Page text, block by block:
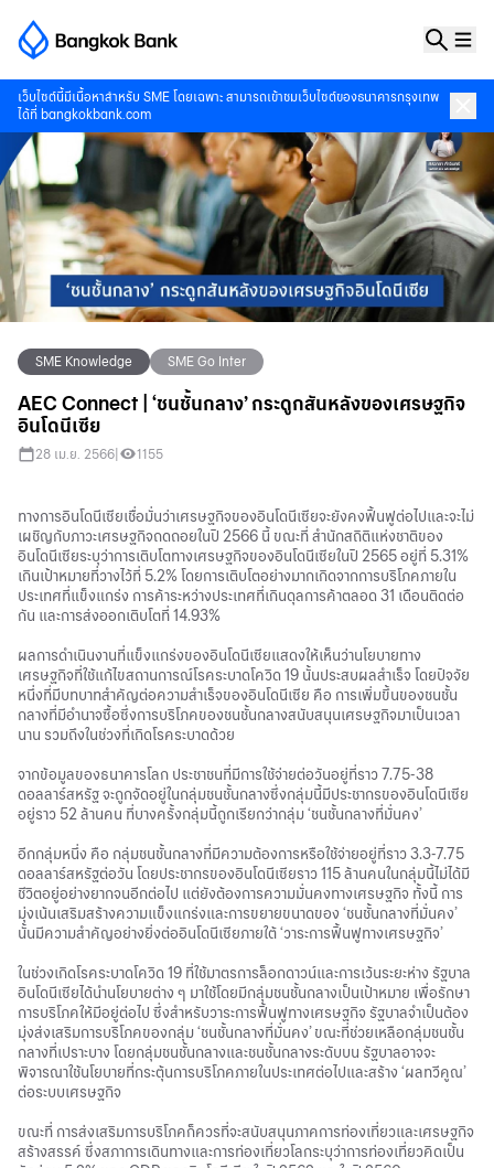
เว็บไซต์นี้มีเนื้อหาสำหรับ SME โดยเฉพาะ สามารถเข้าชมเว็บไซต์ของธนาคารกรุงเทพ
ได้ที่ bangkokbank.com
SME Knowledge SME Go Inter
AEC Connect | ‘ชนชั้นกลาง’ กระดูกสันหลังของเศรษฐกิจ
อินโดนีเซีย
28 เม.ย. 2566 1155
ทางการอินโดนีเซียเชื่อมั่นว่าเศรษฐกิจของอินโดนีเซียจะยังคงฟื้นฟูต่อไปและจะไม่
เผชิญกับภาวะเศรษฐกิจถดถอยในปี 2566 นี้ ขณะที่ สำนักสถิติแห่งชาติของ
อินโดนีเซียระบุว่าการเติบโตทางเศรษฐกิจของอินโดนีเซียในปี 2565 อยู่ที่ 5.31%
เกินเป้าหมายที่วางไว้ที่ 5.2% โดยการเติบโตอย่างมากเกิดจากการบริโภคภายใน
ประเทศที่แข็งแกร่ง การค้าระหว่างประเทศที่เกินดุลการค้าตลอด 31 เดือนติดต่อ
กัน และการส่งออกเติบโตที่ 14.93%
ผลการดำเนินงานที่แข็งแกร่งของอินโดนีเซียแสดงให้เห็นว่านโยบายทาง
เศรษฐกิจที่ใช้แก้ไขสถานการณ์โรคระบาดโควิด 19 นั้นประสบผลสำเร็จ โดยปัจจัย
หนึ่งที่มีบทบาทสำคัญต่อความสำเร็จของอินโดนีเซีย คือ การเพิ่มขึ้นของชนชั้น
กลางที่มีอำนาจซื้อซึ่งการบริโภคของชนชั้นกลางสนับสนุนเศรษฐกิจมาเป็นเวลา
นาน รวมถึงในช่วงที่เกิดโรคระบาดด้วย
จากข้อมูลของธนาคารโลก ประชาชนที่มีการใช้จ่ายต่อวันอยู่ที่ราว 7.75-38
ดอลลาร์สหรัฐ จะถูกจัดอยู่ในกลุ่มชนชั้นกลางซึ่งกลุ่มนี้มีประชากรของอินโดนีเซีย
อยู่ราว 52 ล้านคน ที่บางครั้งกลุ่มนี้ถูกเรียกว่ากลุ่ม ‘ชนชั้นกลางที่มั่นคง’
อีกกลุ่มหนึ่ง คือ กลุ่มชนชั้นกลางที่มีความต้องการหรือใช้จ่ายอยู่ที่ราว 3.3-7.75
ดอลลาร์สหรัฐต่อวัน โดยประชากรของอินโดนีเซียราว 115 ล้านคนในกลุ่มนี้ไม่ได้มี
ชีวิตอยู่อย่างยากจนอีกต่อไป แต่ยังต้องการความมั่นคงทางเศรษฐกิจ ทั้งนี้ การ
มุ่งเน้นเสริมสร้างความแข็งแกร่งและการขยายขนาดของ ‘ชนชั้นกลางที่มั่นคง’
นั้นมีความสำคัญอย่างยิ่งต่ออินโดนีเซียภายใต้ ‘วาระการฟื้นฟูทางเศรษฐกิจ’
ในช่วงเกิดโรคระบาดโควิด 19 ที่ใช้มาตรการล็อกดาวน์และการเว้นระยะห่าง รัฐบาล
อินโดนีเซียได้นำนโยบายต่าง ๆ มาใช้โดยมีกลุ่มชนชั้นกลางเป็นเป้าหมาย เพื่อรักษา
การบริโภคให้มีอยู่ต่อไป ซึ่งสำหรับวาระการฟื้นฟูทางเศรษฐกิจ รัฐบาลจำเป็นต้อง
มุ่งส่งเสริมการบริโภคของกลุ่ม ‘ชนชั้นกลางที่มั่นคง’ ขณะที่ช่วยเหลือกลุ่มชนชั้น
กลางที่เปราะบาง โดยกลุ่มชนชั้นกลางและชนชั้นกลางระดับบน รัฐบาลอาจจะ
พิจารณาใช้นโยบายที่กระตุ้นการบริโภคภายในประเทศต่อไปและสร้าง ‘ผลทวีคูณ’
ต่อระบบเศรษฐกิจ
ขณะที่ การส่งเสริมการบริโภคก็ควรที่จะสนับสนุนภาคการท่องเที่ยวและเศรษฐกิจ
สร้างสรรค์ ซึ่งสภาการเดินทางและการท่องเที่ยวโลกระบุว่าการท่องเที่ยวคิดเป็น